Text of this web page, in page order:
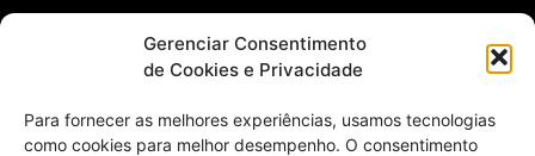
Gerenciar Consentimento
de Cookies e Privacidade
Para fornecer as melhores experiências, usamos tecnologias
como cookies para melhor desempenho. O consentimento
(61) 3366-5000